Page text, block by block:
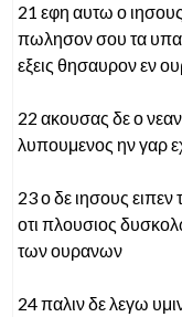
21 εφη αυτω ο ιησους
πωλησον σου τα
εξεις θησαυρον εν
22 ακουσας δε ο
λυπουμενος ην γαρ
23 ο δε ιησους ειπεν
οτι πλουσιος
των ουρανων
24 παλιν δε λεγω